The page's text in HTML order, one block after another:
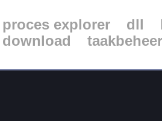
proces explorer dll
download taakbeheer